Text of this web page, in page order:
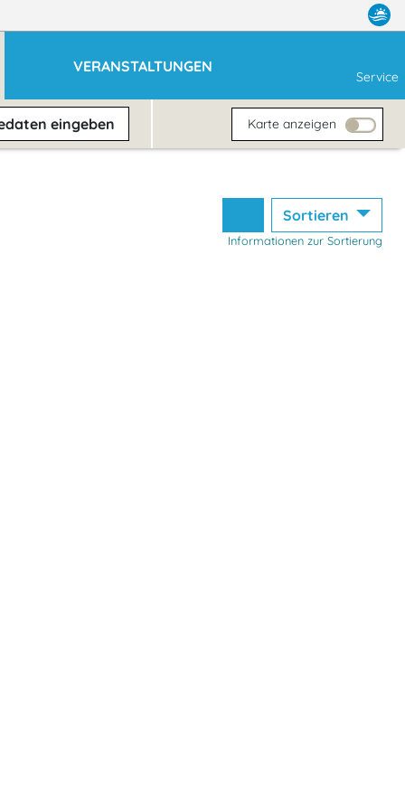
VERANSTALTUNGEN
Service
eingeben Karte anzeigen
Sortieren
Informationen zur Sortierung